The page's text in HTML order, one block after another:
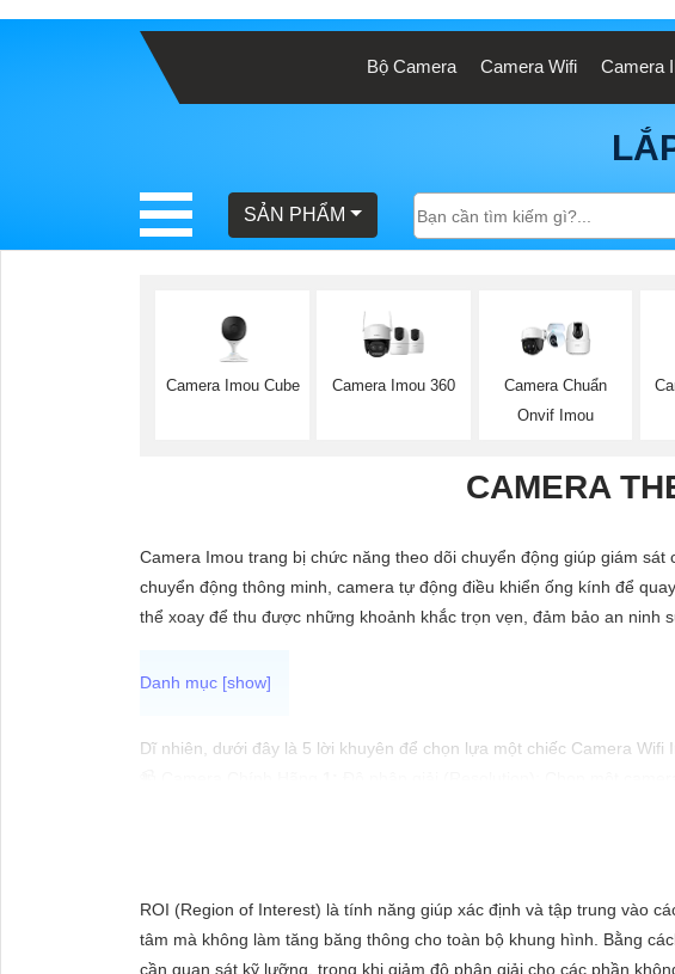
Bộ Camera Camera Wifi Camera
SẢN PHẨM
Camera Imou Cube Camera Imou 360
Camera Chuẩn
Onvif Imou
CAMERA
Camera Imou trang bị chức năng theo dõi chuyển động giúp giám
chuyển động thông minh, camera tự động điều khiển ống kính để
thể xoay để thu được những khoảnh khắc trọn vẹn, đảm bảo an ninh
Dĩ nhiên, dưới đây là 5 lời khuyên để chọn lựa một chiếc Camera Wifi
Chức năng cảm biến chuyển động (Motion Sensor): Đảm bảo
Tính năng lưu trữ (Storage): Lựa chọn camera có tính năng lưu
Ứng dụng di động (Mobile App): Chọn camera có ứng dụng di
ROI (Region of Interest) là tính năng giúp xác định và tập trung vào
tâm mà không làm tăng băng thông cho toàn bộ khung hình. Bằng
cần quan sát kỹ lưỡng, trong khi giảm độ phân giải cho các phần